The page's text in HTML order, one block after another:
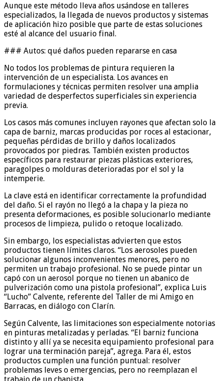
Aunque este método lleva años usándose en talleres
especializados, la llegada de nuevos productos y sistemas
de aplicación hizo posible que parte de estas soluciones
esté al alcance del usuario final.
### Autos: qué daños pueden repararse en casa
No todos los problemas de pintura requieren la
intervención de un especialista. Los avances en
formulaciones y técnicas permiten resolver una amplia
variedad de desperfectos superficiales sin experiencia
previa.
Los casos más comunes incluyen rayones que afectan solo la
capa de barniz, marcas producidas por roces al estacionar,
pequeñas pérdidas de brillo y daños localizados
provocados por piedras. También existen productos
específicos para restaurar piezas plásticas exteriores,
paragolpes o molduras deterioradas por el sol y la
intemperie.
La clave está en identificar correctamente la profundidad
del daño. Si el rayón no llegó a la chapa y la pieza no
presenta deformaciones, es posible solucionarlo mediante
procesos de limpieza, pulido o retoque localizado.
Sin embargo, los especialistas advierten que estos
productos tienen límites claros. “Los aerosoles pueden
solucionar algunos inconvenientes menores, pero no
permiten un trabajo profesional. No se puede pintar un
capó con un aerosol porque no tienen un abanico de
pulverización como una pistola profesional”, explica Luis
“Lucho” Calvente, referente del Taller de mi Amigo en
Barracas, en diálogo con Clarín.
Según Calvente, las limitaciones son especialmente notorias
en pinturas metalizadas y perladas. “El barniz funciona
distinto y allí ya se necesita equipamiento profesional para
lograr una terminación pareja”, agrega. Para él, estos
productos cumplen una función puntual: resolver
problemas leves o emergencias, pero no reemplazan el
trabajo de un chapista.